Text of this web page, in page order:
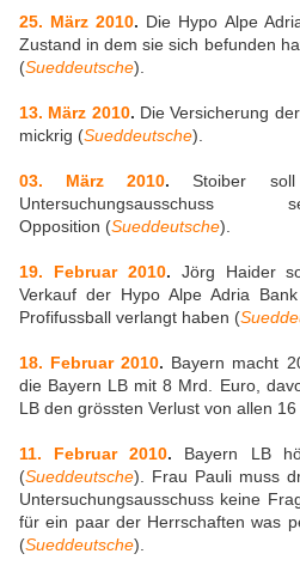
25. März 2010. Die Hypo Alpe
Zustand in dem sie sich befunden
(Sueddeutsche).
13. März 2010. Die Versicherung
mickrig (Sueddeutsche).
03. März 2010. Stoiber
Opposition (Sueddeutsche).
19. Februar 2010. Jörg Haider
Verkauf der Hypo Alpe Adria
Profifussball verlangt haben (
18. Februar 2010. Bayern macht
die Bayern LB mit 8 Mrd. Euro,
LB den grössten Verlust von allen
11. Februar 2010. Bayern LB
(Sueddeutsche). Frau Pauli muss
Untersuchungsausschuss keine
für ein paar der Herrschaften was
(Sueddeutsche).